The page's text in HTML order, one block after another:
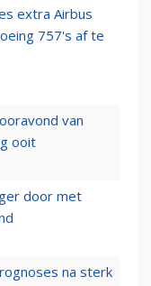
extra Airbus
757's af te
van
ooit
door met
na sterk